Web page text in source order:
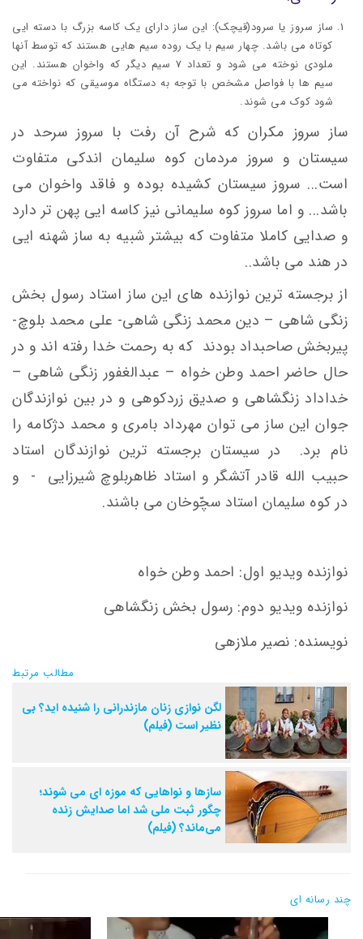
ساز سروز یا سرود(قیچک): این ساز دارای یک کاسه بزرگ با دسته ایی
کوتاه می باشد. چهار سیم با یک روده سیم هایی هستند که توسط آنها
ملودی نوخته می شود و تعداد 7 سیم دیگر که واخوان هستند. این
سیم ها با فواصل مشخص با توجه به دستگاه موسیقی که نواخته می
شود کوک می شوند.
ساز سروز مکران که شرح آن رفت با سروز سرحد در
سیستان و سروز مردمان کوه سلیمان اندکی متفاوت
است... سروز سیستان کشیده بوده و فاقد واخوان می
باشد... و اما سروز کوه سلیمانی نیز کاسه ایی پهن تر دارد
و صدایی کاملا متفاوت که بیشتر شبیه به ساز شهنه ایی
در هند می باشد..
از برجسته ترین نوازنده های این ساز استاد رسول بخش
زنگی شاهی – دین محمد زنگی شاهی- علی محمد بلوچ-
پیربخش صاحبداد بودند که به رحمت خدا رفته اند و در
حال حاضر احمد وطن خواه – عبدالغفور زنگی شاهی –
خداداد زنگشاهی و صدیق زردکوهی و در بین نوازندگان
جوان این ساز می توان مهرداد بامری و محمد دژکامه را
نام برد. در سیستان برجسته ترین نوازندگان استاد
حبیب الله قادر آتشگر و استاد ظاهربلوچ شیرزایی - و
در کوه سلیمان استاد سچّوخان می باشند.
نوازنده ویدیو اول: احمد وطن خواه
نوازنده ویدیو دوم: رسول بخش زنگشاهی
نویسنده: نصیر ملازهی
مطالب مرتبط
لگن نوازی زنان مازندرانی را شنیده اید؟ بی
نظیر است (فیلم)
سازها و نواهایی که موزه ای می شوند؛
چگور ثبت ملی شد اما صدایش زنده
می‌ماند؟ (فیلم)
چند رسانه ای